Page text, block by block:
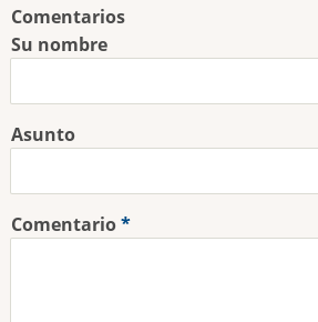
Comentarios
Su nombre
Asunto
Comentario